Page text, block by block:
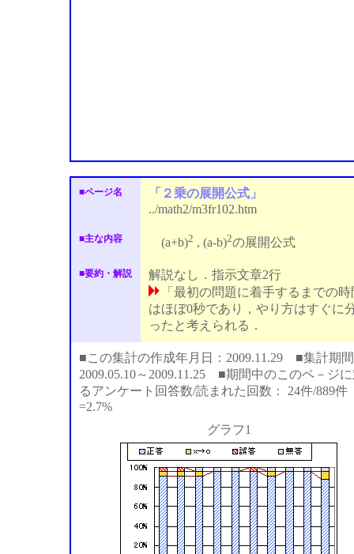
■ページ名
「２乗の展開公式」
../math2/m3fr102.htm
■主な内容 (a+b)2 , (a-b)2の展開公式
■要約・解説
解説なし．指示文章2行
「最初の問題に着手するまでの
はほぼ0秒であり，やり方はすぐに
ったと考えられる．
■この集計の作成年月日：2009.11.29 ■集計期間
2009.05.10～2009.11.25 ■期間中のこのペ－ジ
るアンケート回答数/読まれた回数： 24件/889件
=2.7%
グラフ1